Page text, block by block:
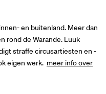
en buitenland. Meer dan
rond de Warande. Luuk
straffe circusartiesten en -
eigen werk. meer info over